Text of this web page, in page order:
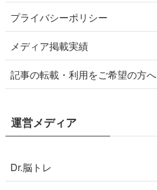
プライバシーポリシー
メディア掲載実績
記事の転載・利用をご希望の方へ
運営メディア
Dr.脳トレ